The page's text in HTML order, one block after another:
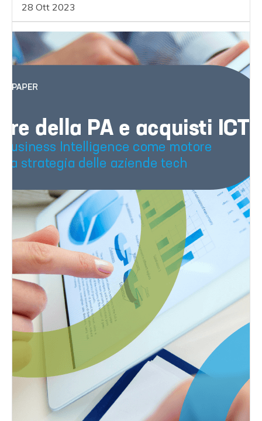
28 Ott 2023